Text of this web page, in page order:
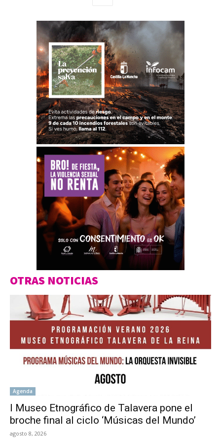
OTRAS NOTICIAS
Agenda
l Museo Etnográfico de Talavera pone el
broche final al ciclo ‘Músicas del Mundo’
agosto 8, 2026